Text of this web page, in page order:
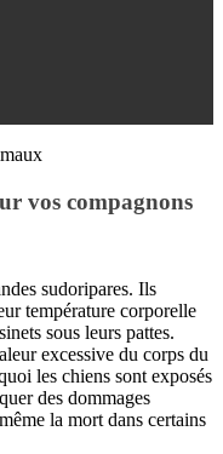
vos compagnons
sudoripares. Ils
température corporelle
sous leurs pattes.
excessive du corps du
les chiens sont exposés
des dommages
la mort dans certains